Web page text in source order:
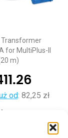
for MultiPlus-II
m)
od: 82,25 zł